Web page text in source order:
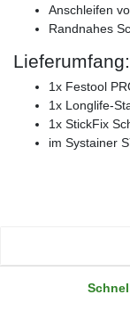
Anschleifen
Randnahes
Lieferumfang:
1x Festool
1x Longlife-
1x StickFix
im Systainer